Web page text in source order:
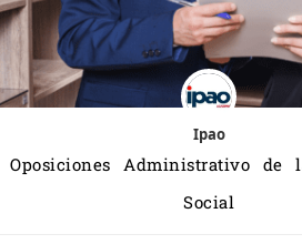
Ipao
Oposiciones Administrativo de
Social